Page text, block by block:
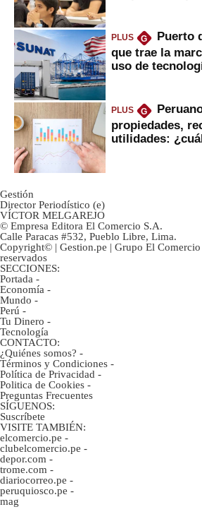
PLUS G
Puerto
que trae la
uso de
PLUS G
propiedades,
utilidades:
Gestión
Director Periodístico (e)
VÍCTOR MELGAREJO
© Empresa Editora El Comercio S.A.
Calle Paracas #532, Pueblo Libre, Lima.
Copyright© | Gestion.pe | Grupo El Comercio
reservados
SECCIONES:
Portada -
Economía -
Mundo -
Perú -
Tu Dinero -
Tecnología
CONTACTO:
¿Quiénes somos? -
Términos y Condiciones -
Política de Privacidad -
Politica de Cookies -
Preguntas Frecuentes
SÍGUENOS:
Suscríbete
VISITE TAMBIÉN:
elcomercio.pe -
clubelcomercio.pe -
depor.com -
trome.com -
diariocorreo.pe -
peruquiosco.pe -
mag